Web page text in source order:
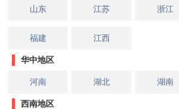
山东 江苏 浙江
福建 江西
华中地区
河南 湖北 湖南
西南地区